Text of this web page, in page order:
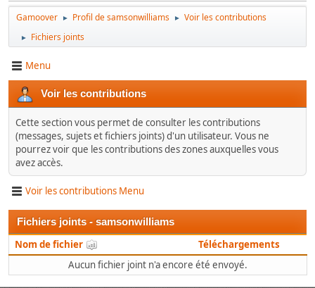
Gamoover ► Profil de samsonwilliams ► Voir les contributions
► Fichiers joints
Menu
Voir les contributions
Cette section vous permet de consulter les contributions
(messages, sujets et fichiers joints) d'un utilisateur. Vous ne
pourrez voir que les contributions des zones auxquelles vous
avez accès.
Voir les contributions Menu
Fichiers joints - samsonwilliams
Nom de fichier
Téléchargements
Aucun fichier joint n'a encore été envoyé.